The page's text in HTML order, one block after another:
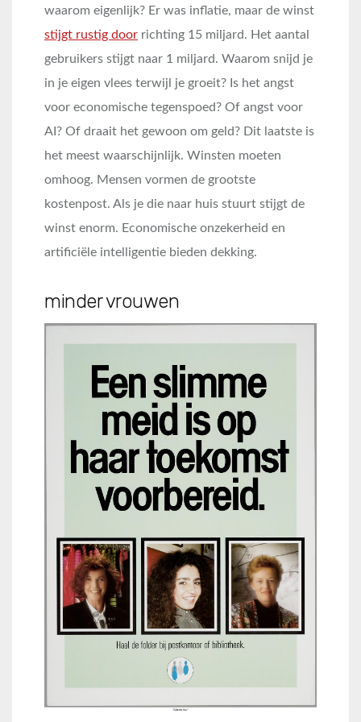
waarom eigenlijk? Er was inflatie, maar de winst
stijgt rustig door richting 15 miljard. Het aantal
gebruikers stijgt naar 1 miljard. Waarom snijd je
in je eigen vlees terwijl je groeit? Is het angst
voor economische tegenspoed? Of angst voor
AI? Of draait het gewoon om geld? Dit laatste is
het meest waarschijnlijk. Winsten moeten
omhoog. Mensen vormen de grootste
kostenpost. Als je die naar huis stuurt stijgt de
winst enorm. Economische onzekerheid en
artificiële intelligentie bieden dekking.
minder vrouwen